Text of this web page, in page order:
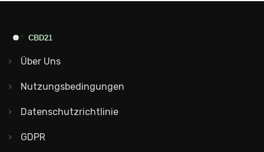
Über Uns
Nutzungsbedingungen
Datenschutzrichtlinie
GDPR